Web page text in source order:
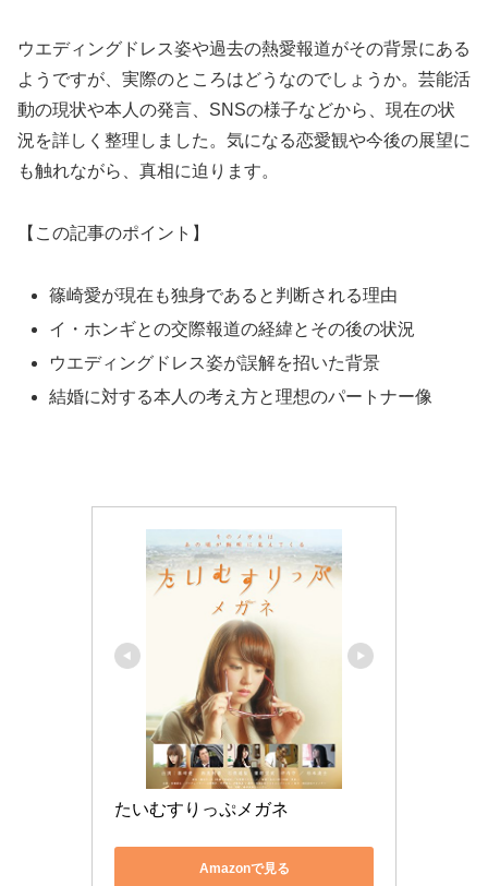
ウエディングドレス姿や過去の熱愛報道がその背景にある
ようですが、実際のところはどうなのでしょうか。芸能活
動の現状や本人の発言、SNSの様子などから、現在の状
況を詳しく整理しました。気になる恋愛観や今後の展望に
も触れながら、真相に迫ります。
【この記事のポイント】
篠崎愛が現在も独身であると判断される理由
イ・ホンギとの交際報道の経緯とその後の状況
ウエディングドレス姿が誤解を招いた背景
結婚に対する本人の考え方と理想のパートナー像
たいむすりっぷメガネ
Amazonで見る